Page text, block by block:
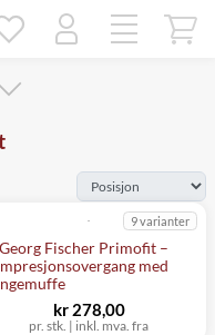
Georg Fischer Primofit –
med
9 varianter
pr. stk. | inkl. mva. fra
kr 278,00